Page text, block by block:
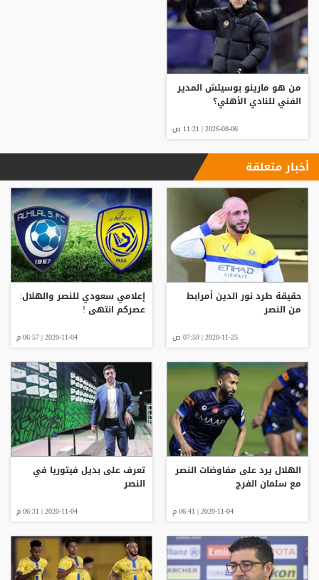
من هو مارينو بوسيتش المدير
الفني للنادي الأهلي؟
2026-08-06 | 11:21 ص
أخبار متعلقة
حقيقة طرد نور الدين أمرابط
من النصر
2020-11-25 | 07:59 ص
إعلامي سعودي للنصر والهلال:
عصركم انتهى !
2020-11-04 | 06:57 م
الهلال يرد على مفاوضات النصر
مع سلمان الفرج
2020-11-04 | 06:41 م
تعرف على بديل فيتوريا في
النصر
2020-11-04 | 06:31 م